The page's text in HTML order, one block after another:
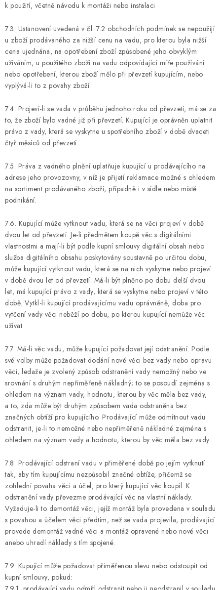
k použití, včetně návodu k montáži nebo instalaci
7.3. Ustanovení uvedená v čl. 7.2 obchodních podmínek se nepoužijí
u zboží prodávaného za nižší cenu na vadu, pro kterou byla nižší
cena ujednána, na opotřebení zboží způsobené jeho obvyklým
užíváním, u použitého zboží na vadu odpovídající míře používání
nebo opotřebení, kterou zboží mělo při převzetí kupujícím, nebo
vyplývá-li to z povahy zboží.
7.4. Projeví-li se vada v průběhu jednoho roku od převzetí, má se za
to, že zboží bylo vadné již při převzetí. Kupující je oprávněn uplatnit
právo z vady, která se vyskytne u spotřebního zboží v době dvaceti
čtyř měsíců od převzetí.
7.5. Práva z vadného plnění uplatňuje kupující u prodávajícího na
adrese jeho provozovny, v níž je přijetí reklamace možné s ohledem
na sortiment prodávaného zboží, případně i v sídle nebo místě
podnikání.
7.6. Kupující může vytknout vadu, která se na věci projeví v době
dvou let od převzetí. Je-li předmětem koupě věc s digitálními
vlastnostmi a mají-li být podle kupní smlouvy digitální obsah nebo
služba digitálního obsahu poskytovány soustavně po určitou dobu,
může kupující vytknout vadu, která se na nich vyskytne nebo projeví
v době dvou let od převzetí. Má-li být plněno po dobu delší dvou
let, má kupující právo z vady, která se vyskytne nebo projeví v této
době. Vytkl-li kupující prodávajícímu vadu oprávněně, doba pro
vytčení vady věci neběží po dobu, po kterou kupující nemůže věc
užívat.
7.7. Má-li věc vadu, může kupující požadovat její odstranění. Podle
své volby může požadovat dodání nové věci bez vady nebo opravu
věci, ledaže je zvolený způsob odstranění vady nemožný nebo ve
srovnání s druhým nepřiměřeně nákladný; to se posoudí zejména s
ohledem na význam vady, hodnotu, kterou by věc měla bez vady,
a to, zda může být druhým způsobem vada odstraněna bez
značných obtíží pro kupujícího. Prodávající může odmítnout vadu
odstranit, je-li to nemožné nebo nepřiměřeně nákladné zejména s
ohledem na význam vady a hodnotu, kterou by věc měla bez vady.
7.8. Prodávající odstraní vadu v přiměřené době po jejím vytknutí
tak, aby tím kupujícímu nezpůsobil značné obtíže, přičemž se
zohlední povaha věci a účel, pro který kupující věc koupil. K
odstranění vady převezme prodávající věc na vlastní náklady.
Vyžaduje-li to demontáž věci, jejíž montáž byla provedena v souladu
s povahou a účelem věci předtím, než se vada projevila, prodávající
provede demontáž vadné věci a montáž opravené nebo nové věci
anebo uhradí náklady s tím spojené.
7.9. Kupující může požadovat přiměřenou slevu nebo odstoupit od
kupní smlouvy, pokud: